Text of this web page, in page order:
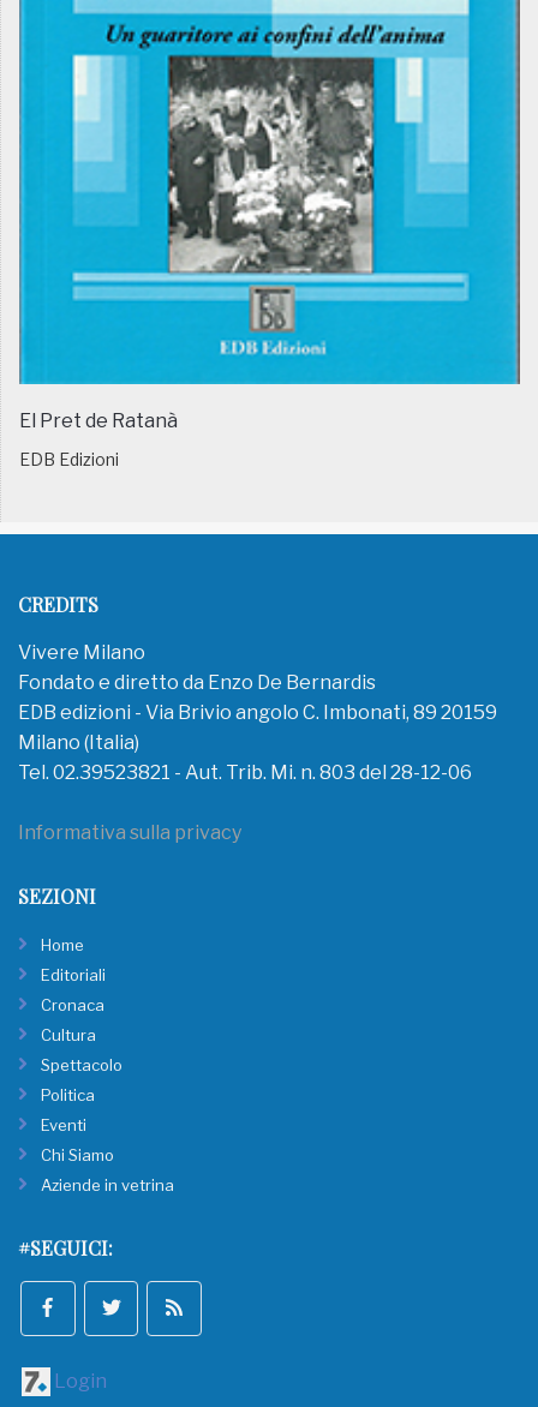
El Pret de Ratanà
EDB Edizioni
CREDITS
Vivere Milano
Fondato e diretto da Enzo De Bernardis
EDB edizioni - Via Brivio angolo C. Imbonati, 89 20159
Milano (Italia)
Tel. 02.39523821 - Aut. Trib. Mi. n. 803 del 28-12-06
Informativa sulla privacy
SEZIONI
Home
Editoriali
Cronaca
Cultura
Spettacolo
Politica
Eventi
Chi Siamo
Aziende in vetrina
#SEGUICI:
Login